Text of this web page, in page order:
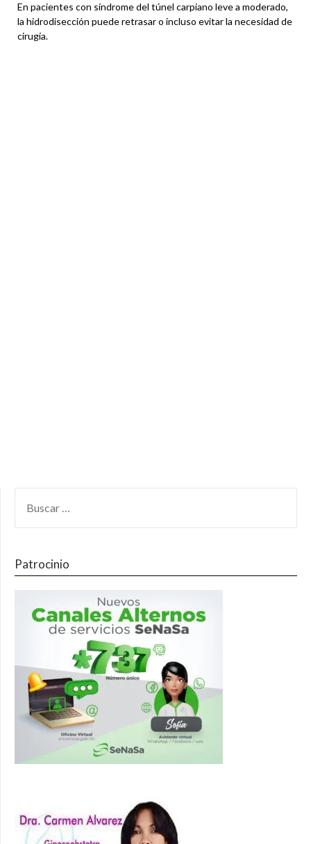
En pacientes con síndrome del túnel carpiano leve a moderado,
la hidrodisección puede retrasar o incluso evitar la necesidad de
cirugía.
Patrocinio